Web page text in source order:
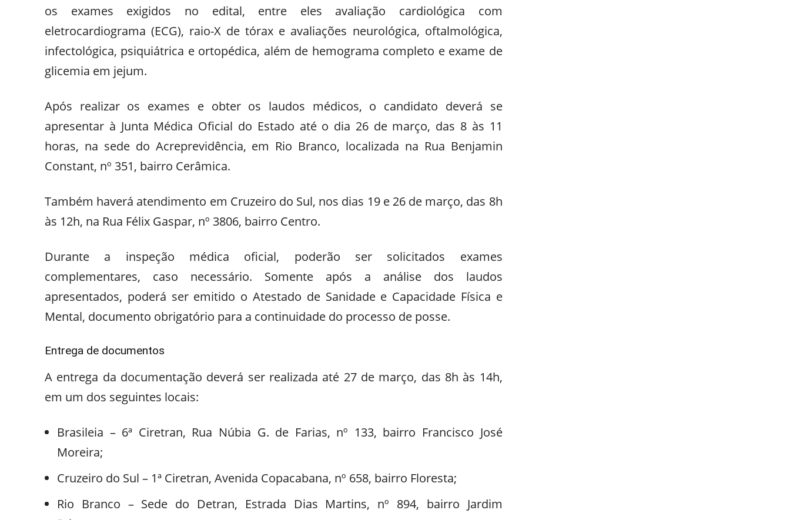
os exames exigidos no edital, entre eles avaliação cardiológica com
eletrocardiograma (ECG), raio-X de tórax e avaliações neurológica, oftalmológica,
infectológica, psiquiátrica e ortopédica, além de hemograma completo e exame de
glicemia em jejum.
Após realizar os exames e obter os laudos médicos, o candidato deverá se
apresentar à Junta Médica Oficial do Estado até o dia 26 de março, das 8 às 11
horas, na sede do Acreprevidência, em Rio Branco, localizada na Rua Benjamin
Constant, nº 351, bairro Cerâmica.
Também haverá atendimento em Cruzeiro do Sul, nos dias 19 e 26 de março, das 8h
às 12h, na Rua Félix Gaspar, nº 3806, bairro Centro.
Durante a inspeção médica oficial, poderão ser solicitados exames
complementares, caso necessário. Somente após a análise dos laudos
apresentados, poderá ser emitido o Atestado de Sanidade e Capacidade Física e
Mental, documento obrigatório para a continuidade do processo de posse.
Entrega de documentos
A entrega da documentação deverá ser realizada até 27 de março, das 8h às 14h,
em um dos seguintes locais:
Brasileia – 6ª Ciretran, Rua Núbia G. de Farias, nº 133, bairro Francisco José
Moreira;
Cruzeiro do Sul – 1ª Ciretran, Avenida Copacabana, nº 658, bairro Floresta;
Rio Branco – Sede do Detran, Estrada Dias Martins, nº 894, bairro Jardim